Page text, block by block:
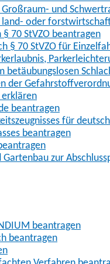
und
oder
70 StVZO beantragen
§ 70 StVZO für
betäubungslosen
der
erklären
beantragen
für
beantragen
zur
beantragen
beantragen